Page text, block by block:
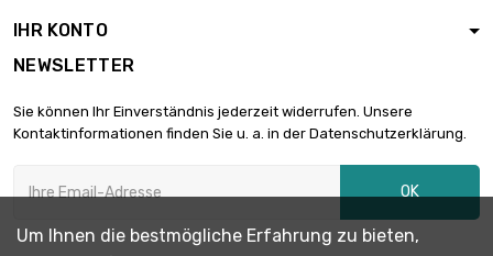
Länge : 0.2 Meter
Durchmesser : 0.5mm
IHR KONTO
NEWSLETTER
Sie können Ihr Einverständnis jederzeit widerrufen. Unsere
Kontaktinformationen finden Sie u. a. in der Datenschutzerklärung.
OK
Um Ihnen die bestmögliche Erfahrung zu bieten,